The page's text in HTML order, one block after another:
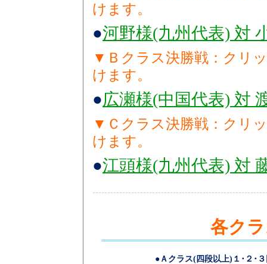
けます。
●河野様(九州代表) 対
▼Ｂクラス決勝戦：クリ
けます。
●広瀬様(中国代表) 対
▼Ｃクラス決勝戦：クリ
けます。
●江頭様(九州代表) 対
各ク
●Ａクラス(四段以上)１･２･３